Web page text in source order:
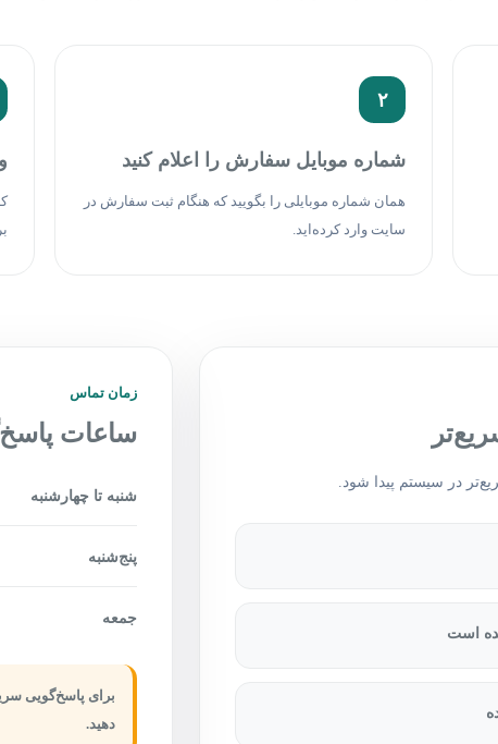
۲
شماره موبایل سفارش را اعلام کنید
همان شماره موبایلی را بگویید که هنگام ثبت سفارش در
سایت وارد کرده‌اید.
در سیستم پیدا شود.
است
زمان تماس
ساعات
شنبه تا چهارشنبه
پنج‌شنبه
جمعه
برای پاسخ‌گویی
دهید.